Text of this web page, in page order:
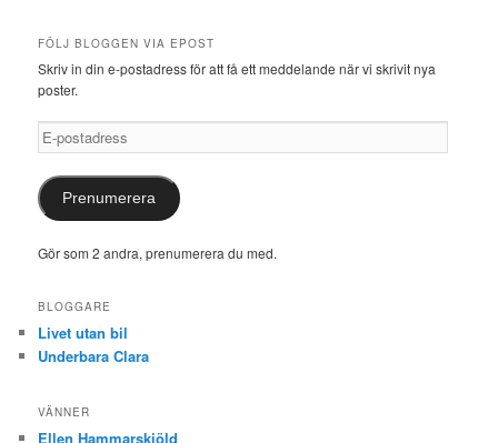
FÖLJ BLOGGEN VIA EPOST
Skriv in din e-postadress för att få ett meddelande när vi skrivit nya
poster.
E-
postadress
Prenumerera
Gör som 2 andra, prenumerera du med.
BLOGGARE
Livet utan bil
Underbara Clara
VÄNNER
Ellen Hammarskiöld